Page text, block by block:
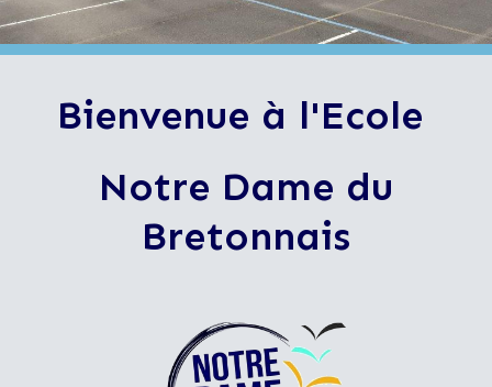
Bienvenue à l'Ecole
Notre Dame du
Bretonnais